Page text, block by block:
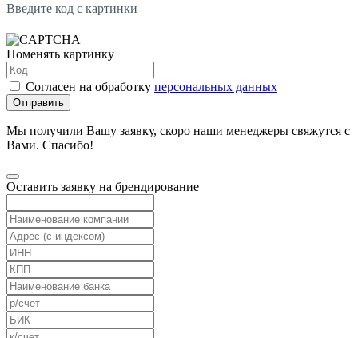
Введите код с картинки
Поменять картинку
Согласен на обработку персональных данных
Отправить
Мы получили Вашу заявку, скоро наши менеджеры свяжутся с
Вами. Спасибо!
Оставить заявку на брендирование